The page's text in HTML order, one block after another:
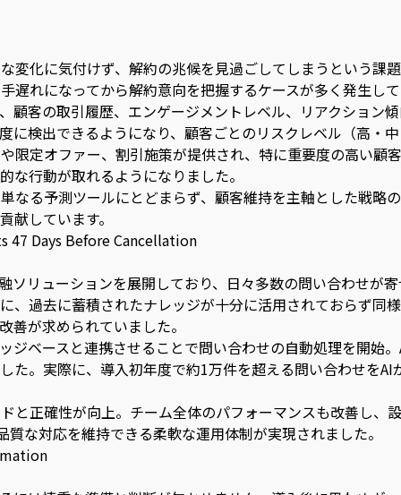
化に気付けず、解約の兆候を見過ごしてしまうという
れになってから解約意向を把握するケースが多く発生し
客の取引履歴、エンゲージメントレベル、リアクション
検出できるようになり、顧客ごとのリスクレベル（高・
定オファー、割引施策が提供され、特に重要度の高い
行動が取れるようになりました。
なる予測ツールにとどまらず、顧客維持を主軸とした戦
しています。
Days Before Cancellation
リューションを展開しており、日々多数の問い合わせが
過去に蓄積されたナレッジが十分に活用されておらず
が求められていました。
ベースと連携させることで問い合わせの自動処理を開始
。実際に、導入初年度で約1万件を超える問い合わせを
正確性が向上。チーム全体のパフォーマンスも改善し
な対応を維持できる柔軟な運用体制が実現されました。